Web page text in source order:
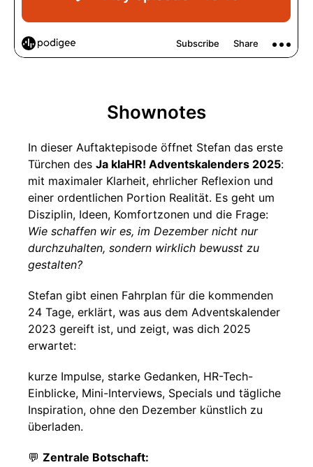
Shownotes
In dieser Auftaktepisode öffnet Stefan das erste
Türchen des Ja klaHR! Adventskalenders 2025:
mit maximaler Klarheit, ehrlicher Reflexion und
einer ordentlichen Portion Realität. Es geht um
Disziplin, Ideen, Komfortzonen und die Frage:
Wie schaffen wir es, im Dezember nicht nur
durchzuhalten, sondern wirklich bewusst zu
gestalten?
Stefan gibt einen Fahrplan für die kommenden
24 Tage, erklärt, was aus dem Adventskalender
2023 gereift ist, und zeigt, was dich 2025
erwartet:
kurze Impulse, starke Gedanken, HR-Tech-
Einblicke, Mini-Interviews, Specials und tägliche
Inspiration, ohne den Dezember künstlich zu
überladen.
💬 Zentrale Botschaft: